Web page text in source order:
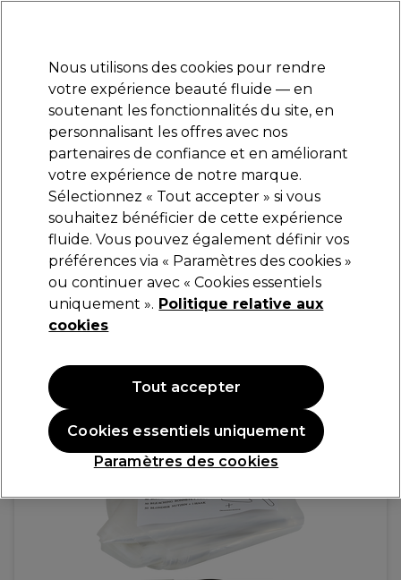
Se connecter
Marques Bons plans Coiffure Electro et Matériel
Livraison et délais
lire la suite
Sibel Bonnets Mèches Jetables x50
7,59 €
Nous utilisons des cookies pour rendre
votre expérience beauté fluide — en
soutenant les fonctionnalités du site, en
personnalisant les offres avec nos
partenaires de confiance et en améliorant
votre expérience de notre marque.
Sélectionnez « Tout accepter » si vous
souhaitez bénéficier de cette expérience
fluide. Vous pouvez également définir vos
préférences via « Paramètres des cookies »
ou continuer avec « Cookies essentiels
uniquement ». Politique relative aux
cookies
Paramètres des cookies
Cookies essentiels uniquement
Tout accepter